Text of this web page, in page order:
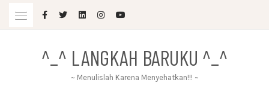
^_^ LANGKAH BARUKU ^_^
~ Menulislah Karena Menyehatkan!!! ~